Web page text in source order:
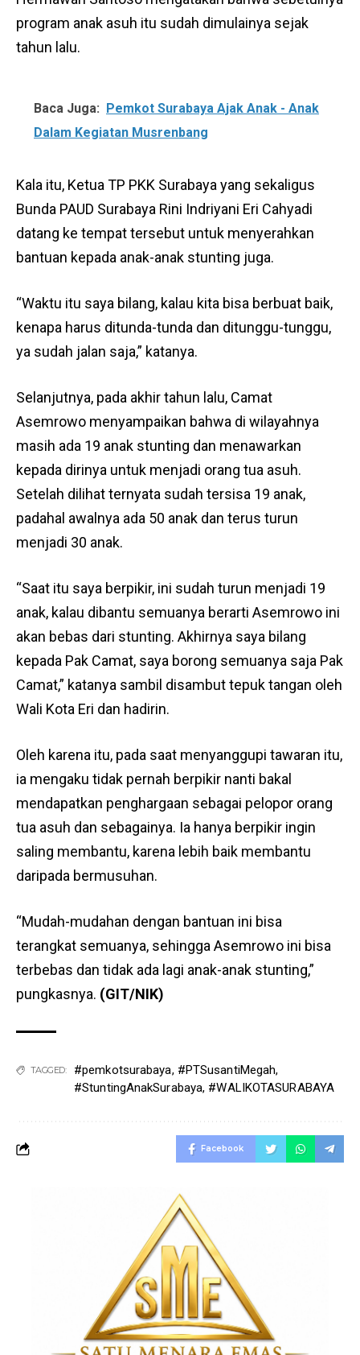
program anak asuh itu sudah dimulainya sejak
tahun lalu.
Baca Juga: Pemkot Surabaya Ajak Anak - Anak
Dalam Kegiatan Musrenbang
Kala itu, Ketua TP PKK Surabaya yang sekaligus
Bunda PAUD Surabaya Rini Indriyani Eri Cahyadi
datang ke tempat tersebut untuk menyerahkan
bantuan kepada anak-anak stunting juga.
“Waktu itu saya bilang, kalau kita bisa berbuat baik,
kenapa harus ditunda-tunda dan ditunggu-tunggu,
ya sudah jalan saja,” katanya.
Selanjutnya, pada akhir tahun lalu, Camat
Asemrowo menyampaikan bahwa di wilayahnya
masih ada 19 anak stunting dan menawarkan
kepada dirinya untuk menjadi orang tua asuh.
Setelah dilihat ternyata sudah tersisa 19 anak,
padahal awalnya ada 50 anak dan terus turun
menjadi 30 anak.
“Saat itu saya berpikir, ini sudah turun menjadi 19
anak, kalau dibantu semuanya berarti Asemrowo ini
akan bebas dari stunting. Akhirnya saya bilang
kepada Pak Camat, saya borong semuanya saja Pak
Camat,” katanya sambil disambut tepuk tangan oleh
Wali Kota Eri dan hadirin.
Oleh karena itu, pada saat menyanggupi tawaran itu,
ia mengaku tidak pernah berpikir nanti bakal
mendapatkan penghargaan sebagai pelopor orang
tua asuh dan sebagainya. Ia hanya berpikir ingin
saling membantu, karena lebih baik membantu
daripada bermusuhan.
“Mudah-mudahan dengan bantuan ini bisa
terangkat semuanya, sehingga Asemrowo ini bisa
terbebas dan tidak ada lagi anak-anak stunting,”
pungkasnya. (GIT/NIK)
TAGGED: #pemkotsurabaya, #PTSusantiMegah,
#StuntingAnakSurabaya, #WALIKOTASURABAYA
Facebook